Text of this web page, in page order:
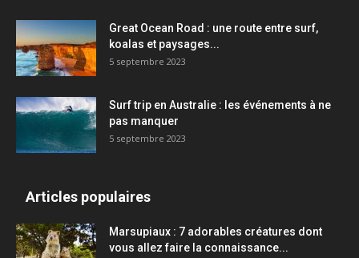
Great Ocean Road : une route entre surf,
koalas et paysages...
5 septembre 2023
Surf trip en Australie : les événements à ne
pas manquer
5 septembre 2023
Articles populaires
Marsupiaux : 7 adorables créatures dont
vous allez faire la connaissance...